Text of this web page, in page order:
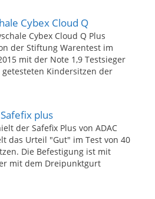
Cybex Cloud Q
Cybex Cloud Q Plus
der Stiftung Warentest im
mit der Note 1,9 Testsieger
getesteten Kindersitzen der
plus
der Safefix Plus von ADAC
das Urteil "Gut" im Test von 40
Die Befestigung ist mit
mit dem Dreipunktgurt